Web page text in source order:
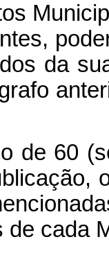
da
de 60
de cada